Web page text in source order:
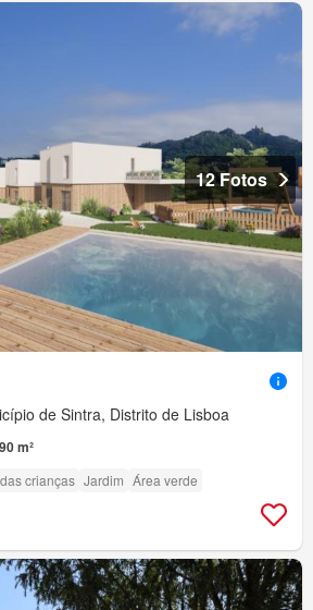
12 Fotos
de Sintra, Distrito de Lisboa
m²
crianças Jardim Área verde